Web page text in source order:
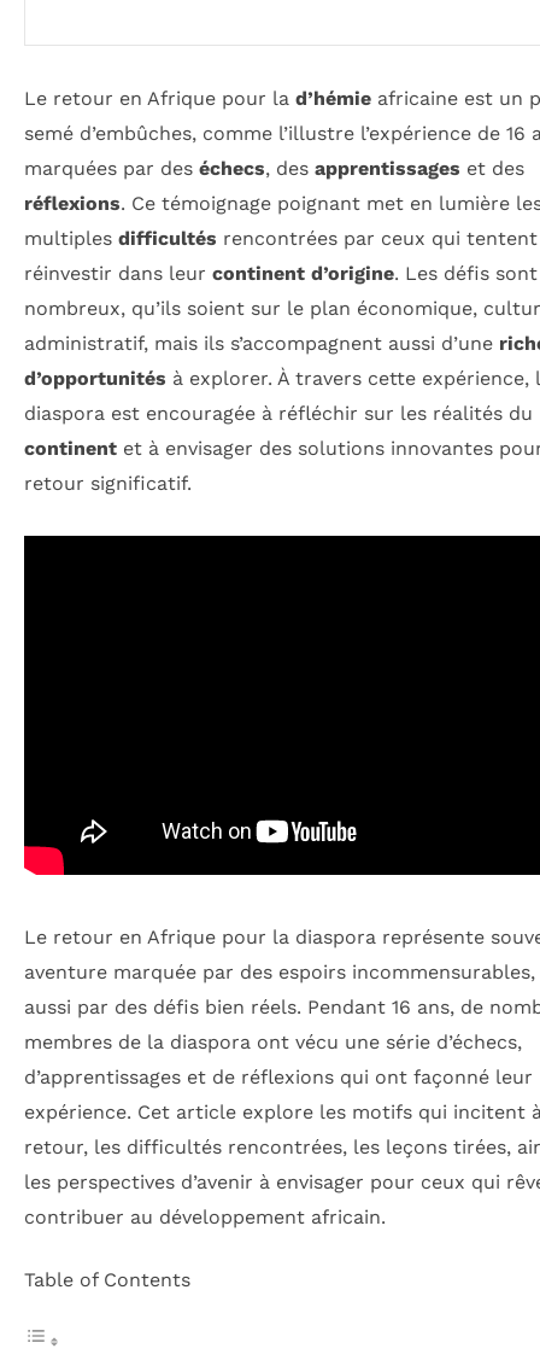
Le retour en Afrique pour la d’hémie africaine est un
semé d’embûches, comme l’illustre l’expérience de 16
marquées par des échecs, des apprentissages et des
réflexions. Ce témoignage poignant met en lumière
multiples difficultés rencontrées par ceux qui
réinvestir dans leur continent d’origine. Les défis sont
nombreux, qu’ils soient sur le plan économique,
administratif, mais ils s’accompagnent aussi d’une
d’opportunités à explorer. À travers cette expérience,
diaspora est encouragée à réfléchir sur les réalités du
continent et à envisager des solutions innovantes
retour significatif.
Le retour en Afrique pour la diaspora représente
aventure marquée par des espoirs incommensurables,
aussi par des défis bien réels. Pendant 16 ans, de
membres de la diaspora ont vécu une série d’échecs,
d’apprentissages et de réflexions qui ont façonné leur
expérience. Cet article explore les motifs qui incitent
retour, les difficultés rencontrées, les leçons tirées,
les perspectives d’avenir à envisager pour ceux qui
contribuer au développement africain.
Table of Contents